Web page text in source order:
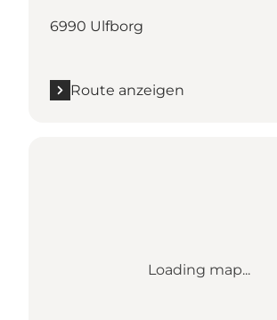
6990 Ulfborg
Route anzeigen
Loading map...